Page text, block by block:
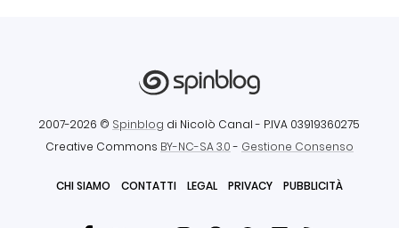
2007-2026 © Spinblog di Nicolò Canal - P.IVA 03919360275
Creative Commons BY-NC-SA 3.0- Gestione Consenso
CHI SIAMO CONTATTI LEGAL PRIVACY PUBBLICITÀ